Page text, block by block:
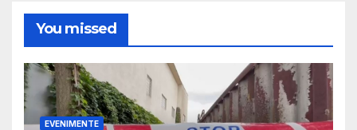
You missed
EVENIMENTE